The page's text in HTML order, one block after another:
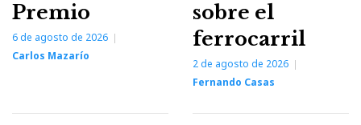
Premio
6 de agosto de 2026
Carlos Mazarío
sobre el
ferrocarril
2 de agosto de 2026
Fernando Casas